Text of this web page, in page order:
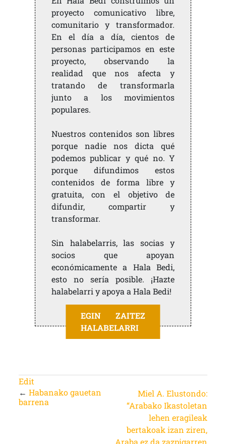
proyecto comunicativo libre,
comunitario y transformador.
En el día a día, cientos de
personas participamos en este
proyecto, observando la
realidad que nos afecta y
tratando de transformarla
junto a los movimientos
populares.
Nuestros contenidos son libres
porque nadie nos dicta qué
podemos publicar y qué no. Y
porque difundimos estos
contenidos de forma libre y
gratuita, con el objetivo de
difundir, compartir y
transformar.
Sin halabelarris, las socias y
socios que apoyan
económicamente a Hala Bedi,
esto no sería posible. ¡Hazte
halabelarri y apoya a Hala Bedi!
EGIN ZAITEZ
HALABELARRI
Edit
← Habanako gauetan
barrena
Miel A. Elustondo:
“Arabako Ikastoletan
lehen eragileak
bertakoak izan ziren,
Araba ez da zazpigarren